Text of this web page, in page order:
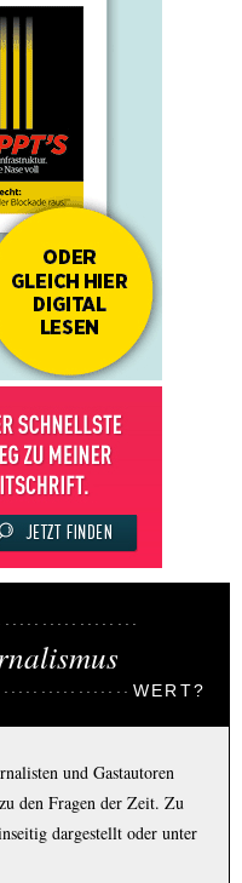
WERT?
und Gastautoren
den Fragen der Zeit. Zu
dargestellt oder unter